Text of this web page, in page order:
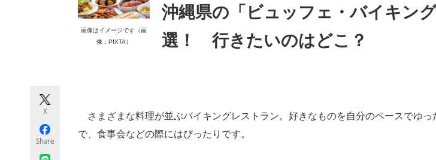
ITエンジニア向け専門サイト
画像はイメージです（画
像：PIXTA）
沖縄県の「ビュッフェ・バイキン
選！ 行きたいのはどこ？
X
Share
さまざまな料理が並ぶバイキングレストラン。好きなものを自分のペースでゆっ
で、食事会などの際にはぴったりです。